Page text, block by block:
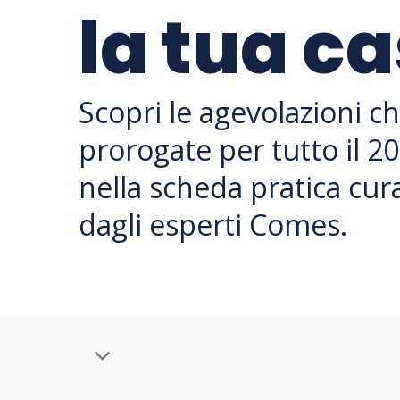
la tua
Scopri le agevolazioni
prorogate per tutto il
nella scheda pratica
dagli esperti Comes.
Navigate